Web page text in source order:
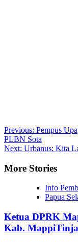
Post
navigation
Previous: Pempus
PLBN Sota
Next: Urbanus: Kita
More Stories
Info
Papua
Ketua DPRK
Kab.